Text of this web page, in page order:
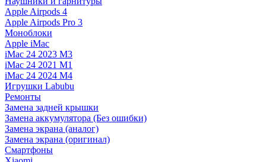
Apple Airpods 4
Apple Airpods Pro 3
Моноблоки
Apple iMac
iMac 24 2023 M3
iMac 24 2021 M1
iMac 24 2024 M4
Игрушки Labubu
Ремонты
Замена задней крышки
Замена аккумулятора (Без ошибки)
Замена экрана (аналог)
Замена экрана (оригинал)
Смартфоны